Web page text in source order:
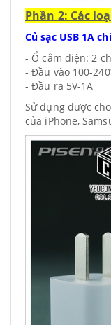
Phần 2: Các
Củ sạc USB 1A
- Ổ cắm điện: 2
- Đầu vào 100-
- Đầu ra 5V-1A
Sử dụng được
của iPhone,